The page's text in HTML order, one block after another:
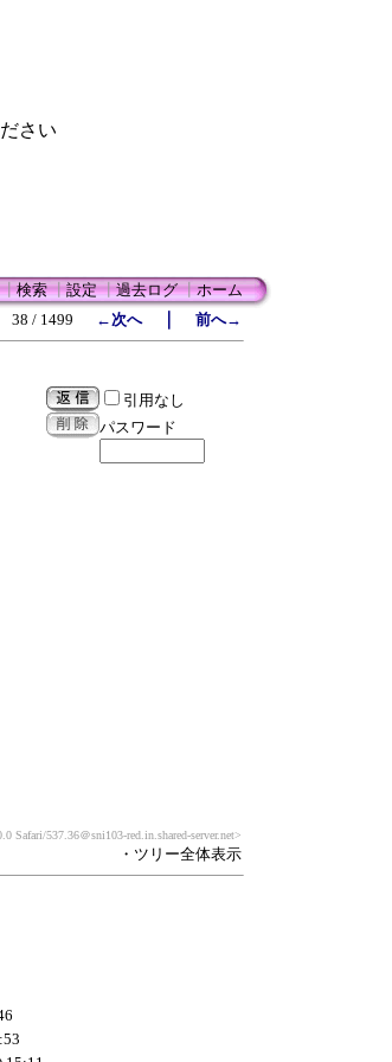
さい
検索┃設定┃過去ログ┃ホーム
38 / 1499
←次へ｜ 前へ→
引用なし
パスワード
Safari/537.36＠sni103-red.in.shared-server.net>
・ツリー全体表示